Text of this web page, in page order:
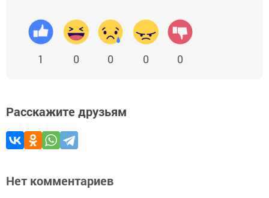
1 0 0 0 0
Расскажите друзьям
Нет комментариев